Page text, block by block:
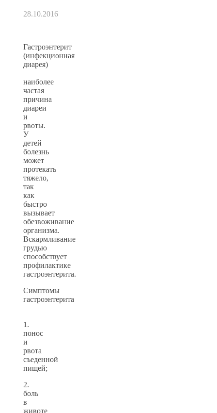
28.10.2016
Гастроэнтерит
(инфекционная
диарея)
—
наиболее
частая
причина
диареи
и
рвоты.
У
детей
болезнь
может
протекать
тяжело,
так
как
быстро
вызывает
обезвоживание
организма.
Вскармливание
грудью
способствует
профилактике
гастроэнтерита.
Симптомы
гастроэнтерита
1.
понос
и
рвота
съеденной
пищей;
2.
боль
в
животе